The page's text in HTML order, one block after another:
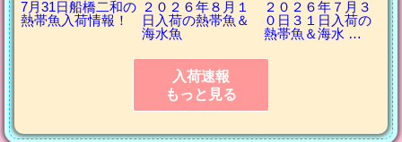
7月31日船橋二和の
熱帯魚入荷情報！
２０２６年８月１
日入荷の熱帯魚＆
海水魚
２０２６年７月３
０日３１日入荷の
熱帯魚＆海水 …
入荷速報
もっと見る